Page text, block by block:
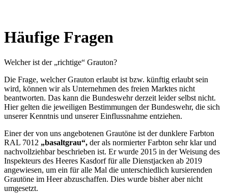
Häufige Fragen
Welcher ist der „richtige“ Grauton?
Die Frage, welcher Grauton erlaubt ist bzw. künftig erlaubt sein
wird, können wir als Unternehmen des freien Marktes nicht
beantworten. Das kann die Bundeswehr derzeit leider selbst nicht.
Hier gelten die jeweiligen Bestimmungen der Bundeswehr, die sich
unserer Kenntnis und unserer Einflussnahme entziehen.
Einer der von uns angebotenen Grautöne ist der dunklere Farbton
RAL 7012 „basaltgrau“, der als normierter Farbton sehr klar und
nachvollziehbar beschrieben ist. Er wurde 2015 in der Weisung des
Inspekteurs des Heeres Kasdorf für alle Dienstjacken ab 2019
angewiesen, um ein für alle Mal die unterschiedlich kursierenden
Grautöne im Heer abzuschaffen. Dies wurde bisher aber nicht
umgesetzt.